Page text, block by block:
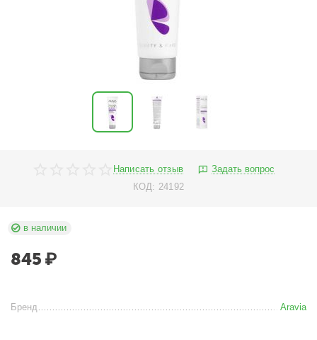
Написать отзыв
Задать вопрос
КОД: 24192
в наличии
845 ₽
Бренд Aravia